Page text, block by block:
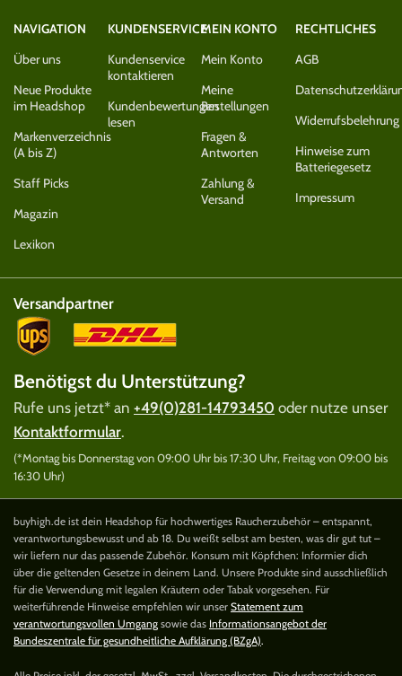
NAVIGATION
Über uns
Neue Produkte
im Headshop
Markenverzeichnis
(A bis Z)
Staff Picks
Magazin
Lexikon
KUNDENSERVICE
Kundenservice
kontaktieren
Kundenbewertungen
lesen
MEIN KONTO
Mein Konto
Meine
Bestellungen
Fragen &
Antworten
Zahlung &
Versand
RECHTLICHES
AGB
Widerrufsbelehrung
Hinweise zum
Batteriegesetz
Impressum
Versandpartner
Benötigst du Unterstützung?
Rufe uns jetzt* an +49(0)281-14793450 oder nutze unser
Kontaktformular.
(*Montag bis Donnerstag von 09:00 Uhr bis 17:30 Uhr, Freitag von 09:00 bis
16:30 Uhr)
buyhigh.de ist dein Headshop für hochwertiges Raucherzubehör – entspannt,
verantwortungsbewusst und ab 18. Du weißt selbst am besten, was dir gut tut –
wir liefern nur das passende Zubehör. Konsum mit Köpfchen: Informier dich
über die geltenden Gesetze in deinem Land. Unsere Produkte sind ausschließlich
für die Verwendung mit legalen Kräutern oder Tabak vorgesehen. Für
weiterführende Hinweise empfehlen wir unser Statement zum
verantwortungsvollen Umgang sowie das Informationsangebot der
Bundeszentrale für gesundheitliche Aufklärung (BZgA).